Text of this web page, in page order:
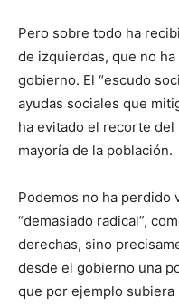
Pero sobre todo ha
de izquierdas, que no
gobierno. El “escudo
ayudas sociales que
ha evitado el recorte
mayoría de la población.
Podemos no ha perdido
“demasiado radical”,
derechas, sino
desde el gobierno una
que por ejemplo subiera